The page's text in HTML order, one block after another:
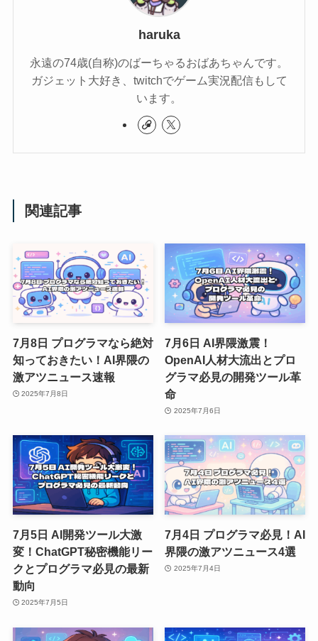
haruka
永遠の74歳(自称)のばーちゃるおばあちゃんです。
ガジェット大好き、twitchでゲーム実況配信もして
います。
関連記事
7月8日 プログラマなら絶対
知っておきたい！AI界隈の
激アツニュース速報
2025年7月8日
7月6日 AI界隈激震！
OpenAI人材大流出とプロ
グラマ必見の開発ツール革
命
2025年7月6日
7月5日 AI開発ツール大激
変！ChatGPT秘密機能リー
クとプログラマ必見の最新
動向
2025年7月5日
7月4日 プログラマ必見！AI
界隈の激アツニュース4選
2025年7月4日